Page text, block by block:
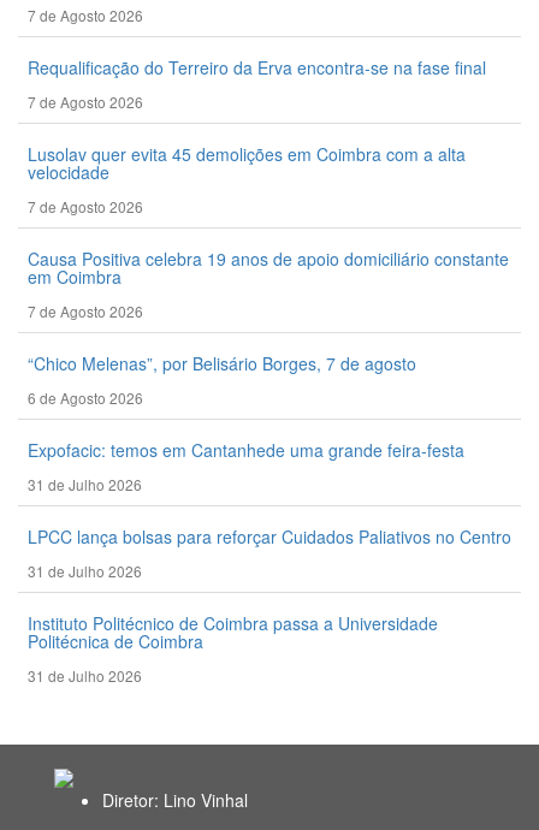
7 de Agosto 2026
Requalificação do Terreiro da Erva encontra-se na fase final
7 de Agosto 2026
Lusolav quer evita 45 demolições em Coimbra com a alta
velocidade
7 de Agosto 2026
Causa Positiva celebra 19 anos de apoio domiciliário constante
em Coimbra
7 de Agosto 2026
“Chico Melenas”, por Belisário Borges, 7 de agosto
6 de Agosto 2026
Expofacic: temos em Cantanhede uma grande feira-festa
31 de Julho 2026
LPCC lança bolsas para reforçar Cuidados Paliativos no Centro
31 de Julho 2026
Instituto Politécnico de Coimbra passa a Universidade
Politécnica de Coimbra
31 de Julho 2026
Diretor: Lino Vinhal